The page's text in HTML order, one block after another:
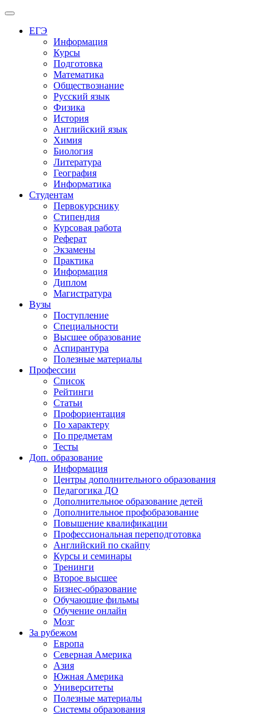
Меню
ЕГЭ
Информация
Курсы
Подготовка
Математика
Обществознание
Русский язык
Физика
История
Английский язык
Химия
Биология
Литература
География
Информатика
Студентам
Первокурснику
Стипендия
Курсовая работа
Реферат
Экзамены
Практика
Информация
Диплом
Магистратура
Вузы
Поступление
Специальности
Высшее образование
Аспирантура
Полезные материалы
Профессии
Список
Рейтинги
Статьи
Профориентация
По характеру
По предметам
Тесты
Доп. образование
Информация
Центры дополнительного образования
Педагогика ДО
Дополнительное образование детей
Дополнительное профобразование
Повышение квалификации
Профессиональная переподготовка
Английский по скайпу
Курсы и семинары
Тренинги
Второе высшее
Бизнес-образование
Обучающие фильмы
Обучение онлайн
Мозг
За рубежом
Европа
Северная Америка
Азия
Южная Америка
Университеты
Полезные материалы
Системы образования